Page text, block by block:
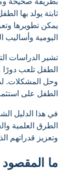
ثابتة يولد بها
يمكن تطويرها
اليومية وأساليب
تشير الدراسات
الطفل تلعب دورًا
وحل المشكلات.
الطفل على
في هذا الدليل
الطرق العلمية
وتعزيز قدراتهم
ما